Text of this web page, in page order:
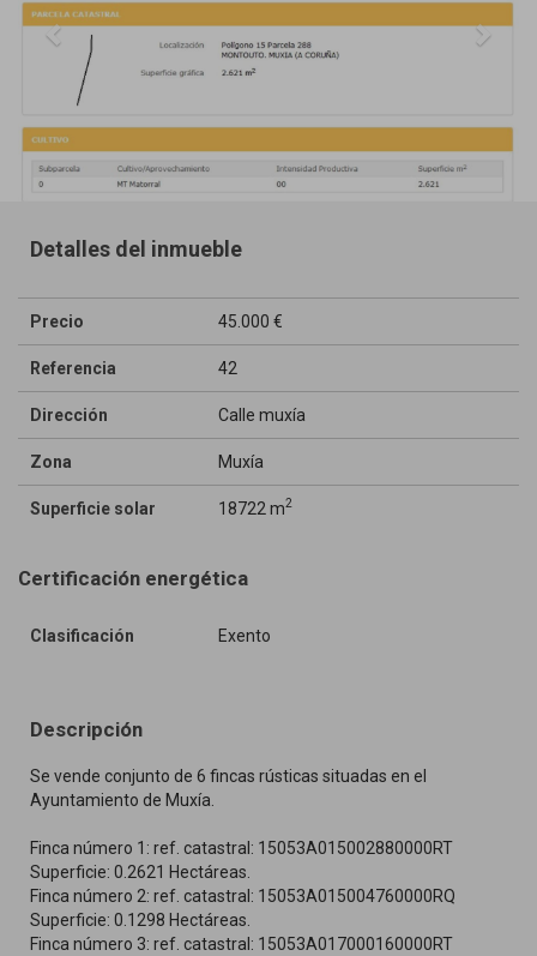
Detalles del inmueble
Precio 45.000 €
Referencia 42
Dirección Calle muxía
Zona Muxía
Superficie solar 18722 m2
Certificación energética
Clasificación Exento
Descripción
Se vende conjunto de 6 fincas rústicas situadas en el
Ayuntamiento de Muxía.
Finca número 1: ref. catastral: 15053A015002880000RT
Superficie: 0.2621 Hectáreas.
Finca número 2: ref. catastral: 15053A015004760000RQ
Superficie: 0.1298 Hectáreas.
Finca número 3: ref. catastral: 15053A017000160000RT